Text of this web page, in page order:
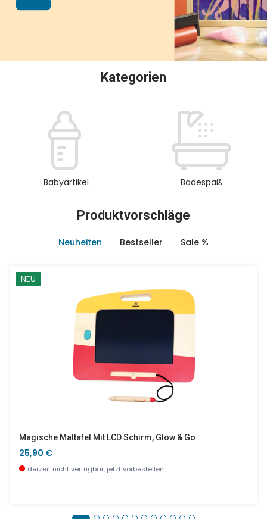
Kategorien
Babyartikel Badespaß
Produktvorschläge
Neuheiten Bestseller Sale %
NEU
Magische Maltafel Mit LCD Schirm, Glow & Go
25,90 €
derzeit nicht verfügbar, jetzt vorbestellen